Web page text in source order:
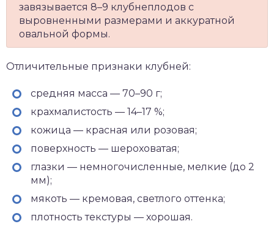
завязывается 8–9 клубнеплодов с
выровненными размерами и аккуратной
овальной формы.
Отличительные признаки клубней:
средняя масса — 70–90 г;
крахмалистость — 14–17 %;
кожица — красная или розовая;
поверхность — шероховатая;
глазки — немногочисленные, мелкие (до 2
мм);
мякоть — кремовая, светлого оттенка;
плотность текстуры — хорошая.